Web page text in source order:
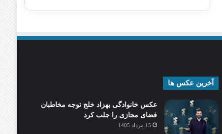
آخرین عکس ها
عکس خانوادگی بهزاد خلج توجه مخاطبان
فضای مجازی را جلب کرد
15 مرداد 1405